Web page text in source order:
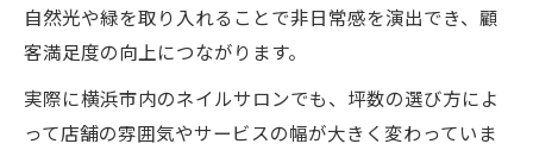
自然光や緑を取り入れることで非日常感を演出でき、顧
客満足度の向上につながります。
実際に横浜市内のネイルサロンでも、坪数の選び方によ
って店舗の雰囲気やサービスの幅が大きく変わっていま